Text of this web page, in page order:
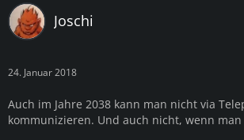
Joschi
24. Januar 2018
Auch im Jahre 2038 kann man nicht via
kommunizieren. Und auch nicht, wenn